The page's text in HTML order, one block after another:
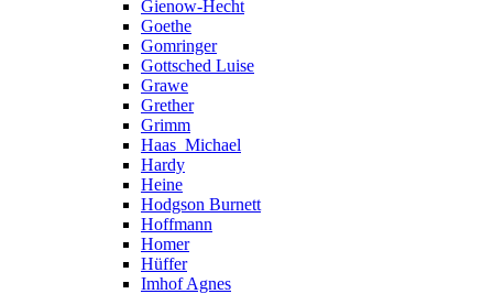
Gienow-Hecht
Goethe
Gomringer
Gottsched Luise
Grawe
Grether
Grimm
Haas_Michael
Hardy
Heine
Hodgson Burnett
Hoffmann
Homer
Hüffer
Imhof Agnes